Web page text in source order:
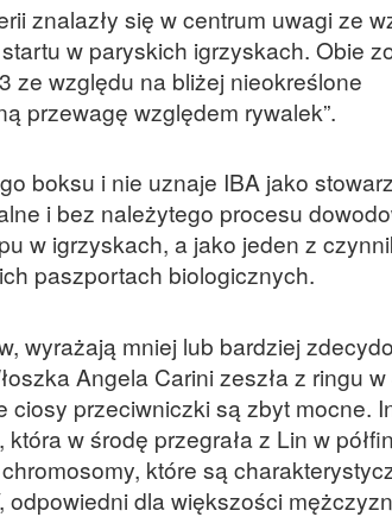
znalazły się w centrum uwagi ze
w paryskich igrzyskach. Obie
ze względu na bliżej nieokreślone
przewagę względem rywalek”.
boksu i nie uznaje IBA jako
i bez należytego procesu
w igrzyskach, a jako jeden z
paszportach biologicznych.
wyrażają mniej lub bardziej
Angela Carini zeszła z ringu w
ciosy przeciwniczki są zbyt mocne.
w środę przegrała z Lin w
które są
odpowiedni dla większości